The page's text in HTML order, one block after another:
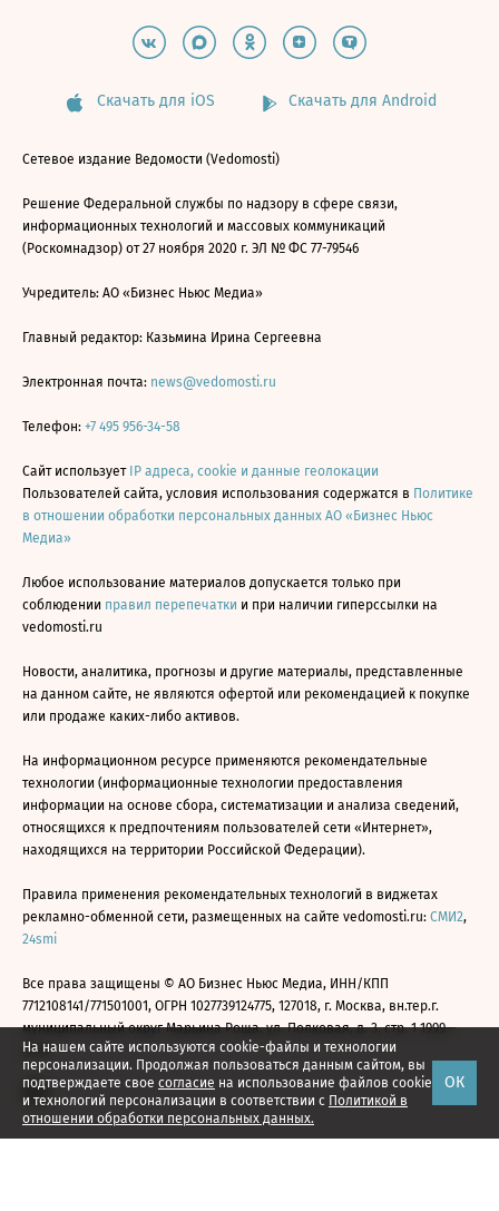
На нашем сайте используются cookie-файлы и технологии
персонализации. Продолжая пользоваться данным сайтом, вы
подтверждаете свое согласие на использование файлов cookie
и технологий персонализации в соответствии с Политикой в
отношении обработки персональных данных.
ОК
Скачать для iOS Скачать для Android
Сетевое издание Ведомости (Vedomosti)
Решение Федеральной службы по надзору в сфере связи,
информационных технологий и массовых коммуникаций
(Роскомнадзор) от 27 ноября 2020 г. ЭЛ № ФС 77-79546
Учредитель: АО «Бизнес Ньюс Медиа»
Главный редактор: Казьмина Ирина Сергеевна
Электронная почта: news@vedomosti.ru
Телефон: +7 495 956-34-58
Сайт использует IP адреса, cookie и данные геолокации
Пользователей сайта, условия использования содержатся в Политике
в отношении обработки персональных данных АО «Бизнес Ньюс
Медиа»
Любое использование материалов допускается только при
соблюдении правил перепечатки и при наличии гиперссылки на
vedomosti.ru
Новости, аналитика, прогнозы и другие материалы, представленные
на данном сайте, не являются офертой или рекомендацией к покупке
или продаже каких-либо активов.
На информационном ресурсе применяются рекомендательные
технологии (информационные технологии предоставления
информации на основе сбора, систематизации и анализа сведений,
относящихся к предпочтениям пользователей сети «Интернет»,
находящихся на территории Российской Федерации).
Правила применения рекомендательных технологий в виджетах
рекламно-обменной сети, размещенных на сайте vedomosti.ru: СМИ2,
24smi
Все права защищены © АО Бизнес Ньюс Медиа, ИНН/КПП
7712108141/771501001, ОГРН 1027739124775, 127018, г. Москва, вн.тер.г.
муниципальный округ Марьина Роща, ул. Полковая, д. 3, стр. 1 1999—
2026